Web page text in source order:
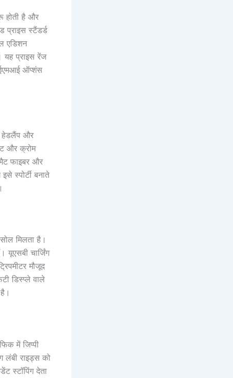
है और
स्टैंडर्ड
एडिशन
प्राइस रेंज
ईएमआई ऑप्शंस
हेडलैंप और
और क्रोम
फाइबर और
स्पोर्टी बनाते
मिलता है।
यूएसबी चार्जिंग
मौजूद
डिस्प्ले वाले
में जिप्पी
लंबी राइड्स को
स्टॉपिंग देता